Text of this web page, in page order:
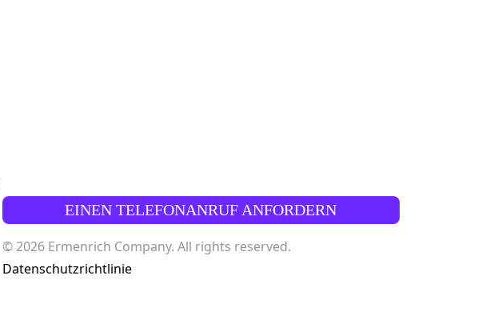
EINEN TELEFONANRUF ANFORDERN
© 2026 Ermenrich Company. All rights reserved.
Datenschutzrichtlinie